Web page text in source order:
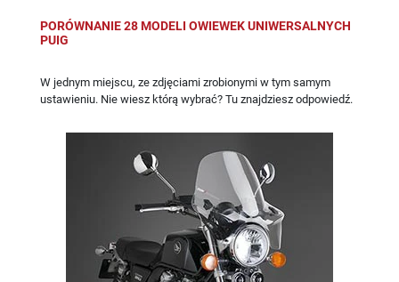
PORÓWNANIE 28 MODELI OWIEWEK UNIWERSALNYCH
PUIG
W jednym miejscu, ze zdjęciami zrobionymi w tym samym
ustawieniu. Nie wiesz którą wybrać? Tu znajdziesz odpowiedź.